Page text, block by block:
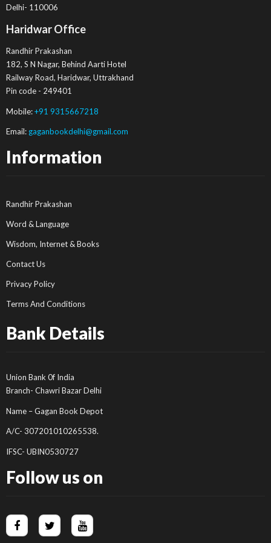
Delhi- 110006
Haridwar Office
Randhir Prakashan
182, S N Nagar, Behind Aarti Hotel
Railway Road, Haridwar, Uttrakhand
Pin code - 249401
Mobile:+91 9315667218
Email: gaganbookdelhi@gmail.com
Information
Randhir Prakashan
Word & Language
Wisdom, Internet & Books
Contact Us
Privacy Policy
Terms And Conditions
Bank Details
Union Bank 0f India
Branch- Chawri Bazar Delhi
Name – Gagan Book Depot
A/C- 307201010265538.
IFSC- UBIN0530727
Follow us on